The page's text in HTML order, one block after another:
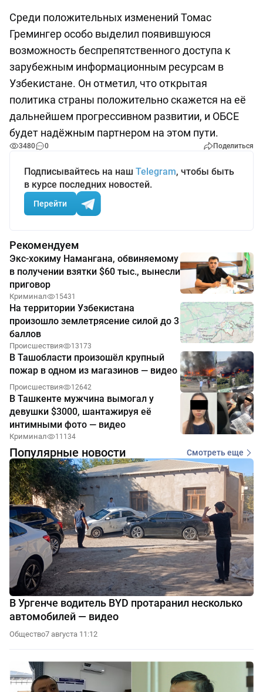
Среди положительных изменений Томас
Гремингер особо выделил появившуюся
возможность беспрепятственного доступа к
зарубежным информационным ресурсам в
Узбекистане. Он отметил, что открытая
политика страны положительно скажется на её
дальнейшем прогрессивном развитии, и ОБСЕ
будет надёжным партнером на этом пути.
3480 0 Поделиться
Подписывайтесь на наш Telegram, чтобы быть
в курсе последних новостей.
Перейти
Рекомендуем
Экс-хокиму Намангана, обвиняемому
в получении взятки $60 тыс., вынесли
приговор
Криминал 15431
На территории Узбекистана
произошло землетрясение силой до 3
баллов
Происшествия 13173
В Ташобласти произошёл крупный
пожар в одном из магазинов — видео
Происшествия 12642
В Ташкенте мужчина вымогал у
девушки $3000, шантажируя её
интимными фото — видео
Криминал 11134
Популярные новости Смотреть еще
В Ургенче водитель BYD протаранил несколько
автомобилей — видео
Общество7 августа 11:12